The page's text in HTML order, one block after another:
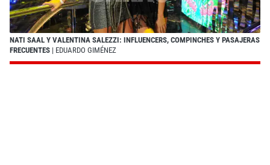
NATI SAAL Y VALENTINA SALEZZI: INFLUENCERS, COMPINCHES Y PASAJERAS
FRECUENTES | EDUARDO GIMÉNEZ